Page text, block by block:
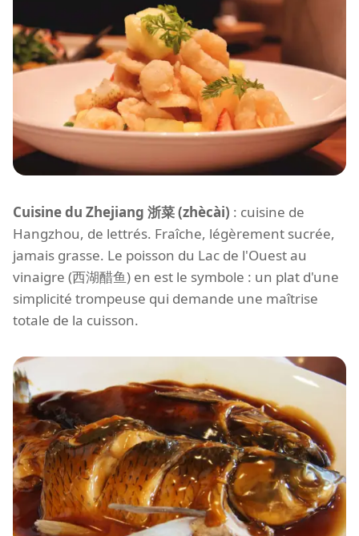
Cuisine du Zhejiang 浙菜 (zhècài) : cuisine de
Hangzhou, de lettrés. Fraîche, légèrement sucrée,
jamais grasse. Le poisson du Lac de l'Ouest au
vinaigre (西湖醋鱼) en est le symbole : un plat d'une
simplicité trompeuse qui demande une maîtrise
totale de la cuisson.